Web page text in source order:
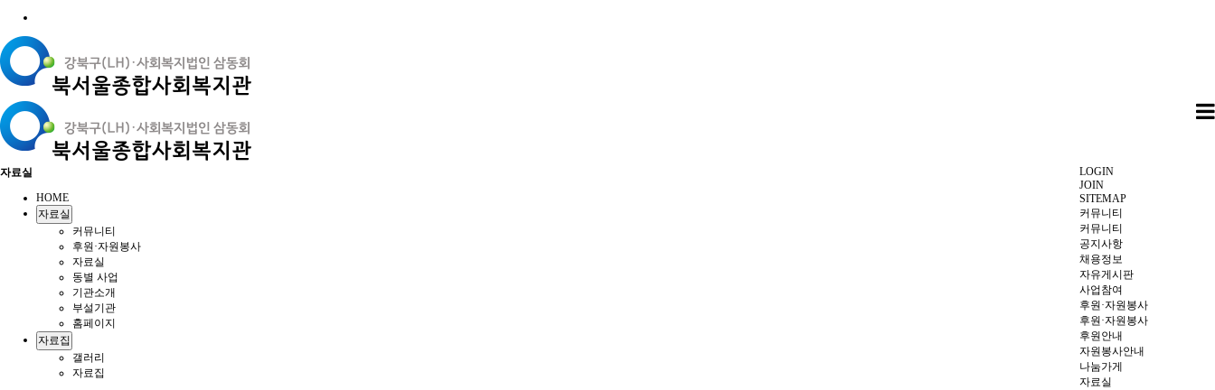
LOGIN
JOIN
SITEMAP
커뮤니티
커뮤니티
공지사항
채용정보
자유게시판
사업참여
후원·자원봉사
후원·자원봉사
후원안내
자원봉사안내
나눔가게
자료실
자료실
HOME
자료실
커뮤니티
후원·자원봉사
자료실
동별 사업
기관소개
부설기관
홈페이지
자료집
갤러리
자료집